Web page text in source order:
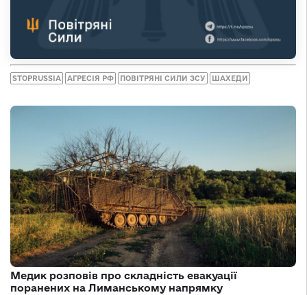
STOPRUSSIA АГРЕСІЯ РФ ПОВІТРЯНІ СИЛИ ЗСУ ШАХЕДИ
Медик розповів про складність евакуації
поранених на Лиманському напрямку